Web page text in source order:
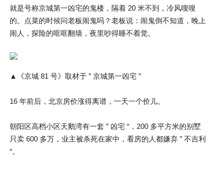
就是号称京城第一凶宅的鬼楼，隔着 20 米不到，冷风嗖嗖
的。点菜的时候问老板闹鬼吗？老板说：闹鬼倒不知道，晚上
闹人，探险的哐哐翻墙，夜里吵得睡不着觉。
▲《京城 81 号》取材于 ” 京城第一凶宅 ”
16 年前后，北京房价涨得离谱，一天一个价儿。
朝阳区高档小区天鹅湾有一套 ” 凶宅 “，200 多平方米的别墅
只卖 600 多万，业主被杀死在家中，看房的人都嫌弃 ” 不吉利
“。